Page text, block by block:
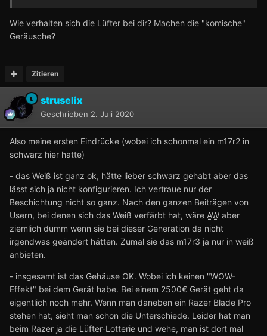
Wie verhalten sich die Lüfter bei dir? Machen die "komische"
Geräusche?
Zitieren
struselix
Geschrieben 2. Juli 2020
Also meine ersten Eindrücke (wobei ich schonmal ein m17r2 in
schwarz hier hatte)
- das Weiß ist ganz ok, hätte lieber schwarz gehabt aber das
lässt sich ja nicht konfigurieren. Ich vertraue nur der
Beschichtung nicht so ganz. Nach den ganzen Beiträgen von
Usern, bei denen sich das Weiß verfärbt hat, wäre AW aber
ziemlich dumm wenn sie bei dieser Generation da nicht
irgendwas geändert hätten. Zumal sie das m17r3 ja nur in weiß
anbieten.
- insgesamt ist das Gehäuse OK. Wobei ich keinen "WOW-
Effekt" bei dem Gerät habe. Bei einem 2500€ Gerät geht da
eigentlich noch mehr. Wenn man daneben ein Razer Blade Pro
stehen hat, sieht man schon die Unterschiede. Leider hat man
beim Razer ja die Lüfter-Lotterie und wehe, man ist dort mal